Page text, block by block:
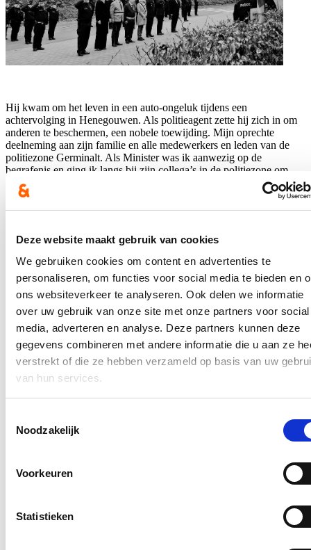
Deze website maakt gebruik van cookies
We gebruiken cookies om content en advertenties te
personaliseren, om functies voor social media te bieden en
ons websiteverkeer te analyseren. Ook delen we informatie
over uw gebruik van onze site met onze partners voor social
media, adverteren en analyse. Deze partners kunnen deze
gegevens combineren met andere informatie die u aan ze
verstrekt of die ze hebben verzameld op basis van uw
van hun services.
Noodzakelijk
Voorkeuren
Statistieken
Hij kwam om het leven in een auto-ongeluk tijdens een
achtervolging in Henegouwen. Als politieagent zette hij zich in om
anderen te beschermen, een nobele toewijding. Mijn oprechte
deelneming aan zijn familie en alle medewerkers en leden van de
politiezone Germinalt. Als Minister was ik aanwezig op de
begrafenis en ging ik langs bij zijn collega’s in de politiezone om
hen een hart onder de riem te steken.
Hou me op de hoogte
Ontvang mijn nieuwsbrief.
E-mailadres
Postcode
Ja, ik wens de nieuwsbrief van Annelies Verlinden te ontvangen op
bovenstaand mailadres*
hier om de privacyvoorwaarden te raadplegen
21/07/26
Lees meer